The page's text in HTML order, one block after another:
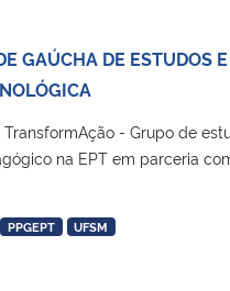
GAÚCHA DE ESTUDOS
- Grupo de
na EPT em parceria
PPGEPT UFSM